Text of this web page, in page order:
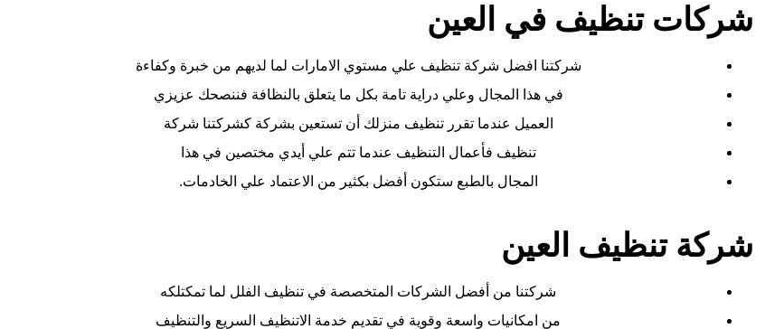
شركات تنظيف في العين
شركتنا افضل شركة تنظيف علي مستوي الامارات لما لديهم من خبرة وكفاءة
في هذا المجال وعلي دراية تامة بكل ما يتعلق بالنظافة فننصحك عزيزي
العميل عندما تقرر تنظيف منزلك أن تستعين بشركة كشركتنا شركة
تنظيف فأعمال التنظيف عندما تتم علي أيدي مختصين في هذا
المجال بالطبع ستكون أفضل بكثير من الاعتماد علي الخادمات.
شركة تنظيف العين
شركتنا من أفضل الشركات المتخصصة في تنظيف الفلل لما تمكتلكه
من امكانيات واسعة وقوية في تقديم خدمة الاتنظيف السريع والتنظيف